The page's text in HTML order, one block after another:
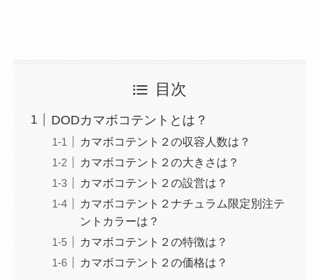
目次
DODカマボコテントとは？
カマボコテント２の収容人数は？
カマボコテント２の大きさは？
カマボコテント２の設営は？
カマボコテント２ナチュラム限定別注テ
ントカラーは？
カマボコテント２の特徴は？
カマボコテント２の価格は？